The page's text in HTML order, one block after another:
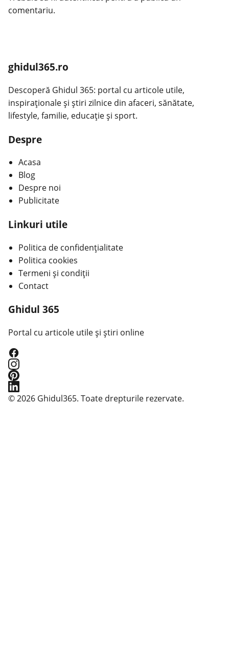
comentariu.
ghidul365.ro
Descoperă Ghidul 365: portal cu articole utile,
inspiraționale și știri zilnice din afaceri, sănătate,
lifestyle, familie, educație și sport.
Despre
Acasa
Blog
Despre noi
Publicitate
Linkuri utile
Politica de confidențialitate
Politica cookies
Termeni și condiții
Contact
Ghidul 365
Portal cu articole utile și știri online
© 2026 Ghidul365. Toate drepturile rezervate.